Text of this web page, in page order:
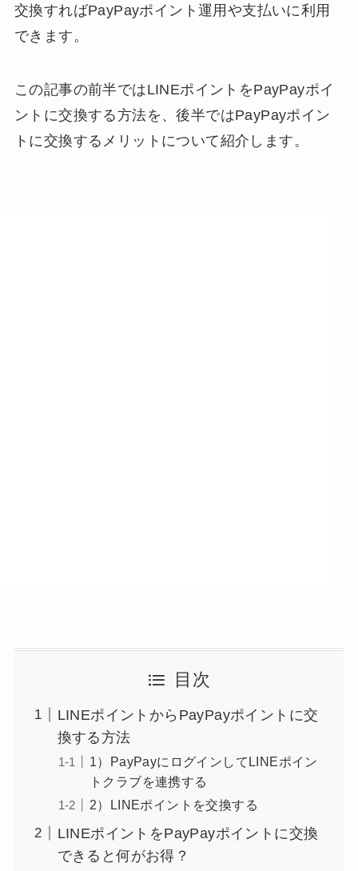
交換すればPayPayポイント運用や支払いに利用
できます。
この記事の前半ではLINEポイントをPayPayポイ
ントに交換する方法を、後半ではPayPayポイン
トに交換するメリットについて紹介します。
目次
LINEポイントからPayPayポイントに交
換する方法
1）PayPayにログインしてLINEポイン
トクラブを連携する
2）LINEポイントを交換する
LINEポイントをPayPayポイントに交換
できると何がお得？